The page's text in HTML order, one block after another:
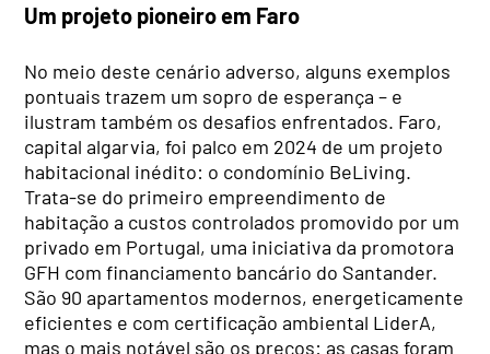
Um projeto pioneiro em Faro
No meio deste cenário adverso, alguns exemplos
pontuais trazem um sopro de esperança – e
ilustram também os desafios enfrentados. Faro,
capital algarvia, foi palco em 2024 de um projeto
habitacional inédito: o condomínio BeLiving.
Trata-se do primeiro empreendimento de
habitação a custos controlados promovido por um
privado em Portugal, uma iniciativa da promotora
GFH com financiamento bancário do Santander.
São 90 apartamentos modernos, energeticamente
eficientes e com certificação ambiental LiderA,
mas o mais notável são os preços: as casas foram